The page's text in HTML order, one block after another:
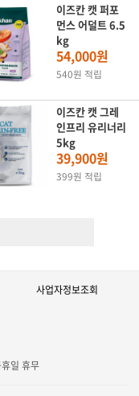
이즈칸 캣 퍼포
먼스 어덜트 6.5
kg
54,000원
540원 적립
이즈칸 캣 그레
인프리 유리너리
5kg
39,900원
399원 적립
사업자정보조회
일 휴무